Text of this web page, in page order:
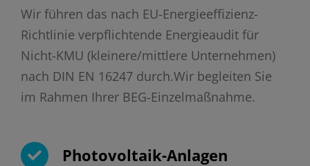
Wir führen das nach EU-Energieeffizienz-
Richtlinie verpflichtende Energieaudit für
Nicht-KMU (kleinere/mittlere Unternehmen)
nach DIN EN 16247 durch.Wir begleiten Sie
im Rahmen Ihrer BEG-Einzelmaßnahme.
Photovoltaik-Anlagen